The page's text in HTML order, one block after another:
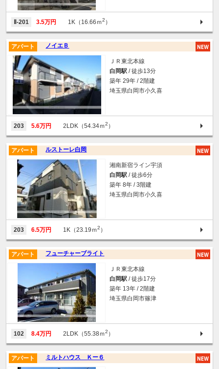
Ⅱ-201 3.5万円 1K（16.66ｍ2 ）
ノイエＢ
アパート
ＪＲ東北本線
白岡駅 / 徒歩13分
築年 29年 / 2階建
埼玉県白岡市小久喜
203 5.6万円 2LDK（54.34ｍ2 ）
ルストーレ白岡
アパート
湘南新宿ライン宇須
白岡駅 / 徒歩6分
築年 8年 / 3階建
埼玉県白岡市小久喜
203 6.5万円 1K（23.19ｍ2 ）
フューチャーブライト
アパート
ＪＲ東北本線
白岡駅 / 徒歩17分
築年 13年 / 2階建
埼玉県白岡市篠津
102 8.4万円 2LDK（55.38ｍ2 ）
ミルトハウス Ｋー６
アパート